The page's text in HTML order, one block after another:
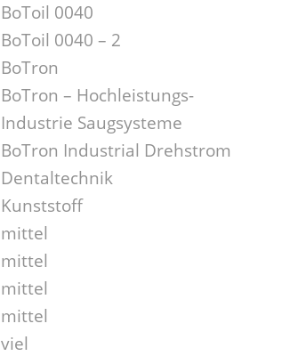
BoToil 0040
BoToil 0040 – 2
BoTron
BoTron – Hochleistungs-
Industrie Saugsysteme
BoTron Industrial Drehstrom
Dentaltechnik
Kunststoff
mittel
mittel
mittel
mittel
viel